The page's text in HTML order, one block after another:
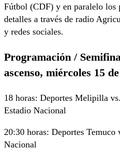
Fútbol (CDF) y en paralelo los
detalles a través de radio
y redes sociales.
Programación /
ascenso, miércoles 15
18 horas: Deportes Melipilla
Estadio Nacional
20:30 horas: Deportes Temuco
Nacional